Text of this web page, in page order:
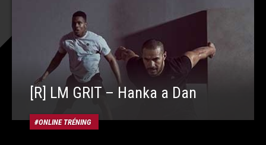
[R] LM GRIT – Hanka a Dan
ONLINE TRÉNING